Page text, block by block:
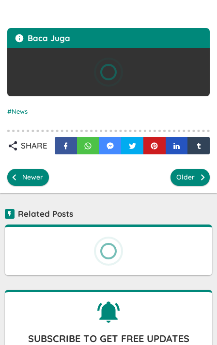
Baca Juga
News
SHARE
Newer Older
Related Posts
SUBSCRIBE TO GET FREE UPDATES